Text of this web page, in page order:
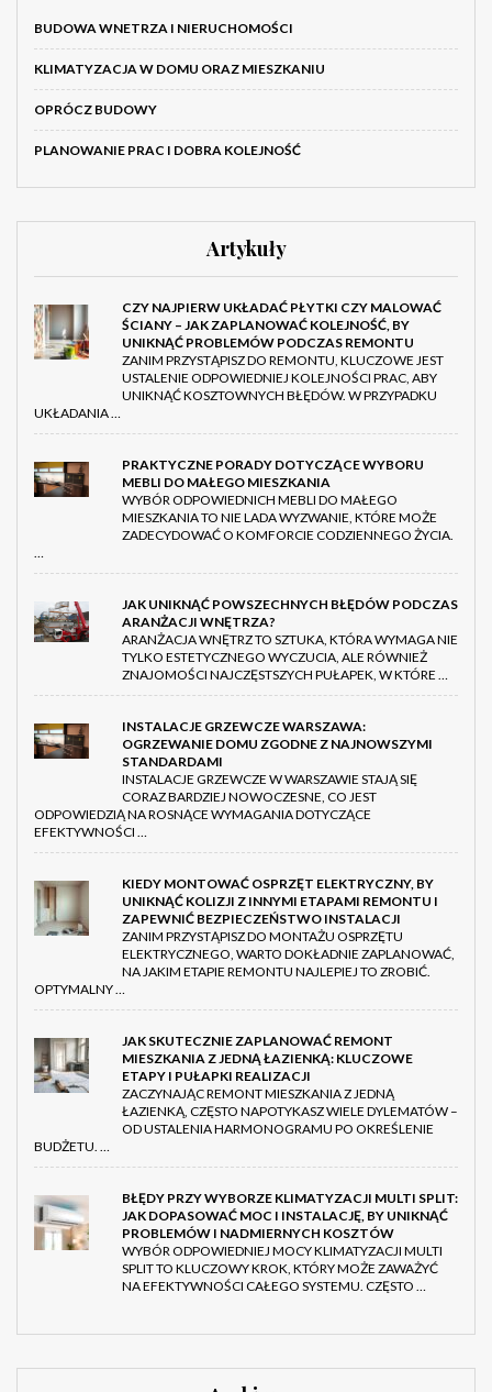
BUDOWA WNETRZA I NIERUCHOMOŚCI
KLIMATYZACJA W DOMU ORAZ MIESZKANIU
OPRÓCZ BUDOWY
PLANOWANIE PRAC I DOBRA KOLEJNOŚĆ
Artykuły
CZY NAJPIERW UKŁADAĆ PŁYTKI CZY MALOWAĆ
ŚCIANY – JAK ZAPLANOWAĆ KOLEJNOŚĆ, BY
UNIKNĄĆ PROBLEMÓW PODCZAS REMONTU
ZANIM PRZYSTĄPISZ DO REMONTU, KLUCZOWE JEST
USTALENIE ODPOWIEDNIEJ KOLEJNOŚCI PRAC, ABY
UNIKNĄĆ KOSZTOWNYCH BŁĘDÓW. W PRZYPADKU
UKŁADANIA …
PRAKTYCZNE PORADY DOTYCZĄCE WYBORU
MEBLI DO MAŁEGO MIESZKANIA
WYBÓR ODPOWIEDNICH MEBLI DO MAŁEGO
MIESZKANIA TO NIE LADA WYZWANIE, KTÓRE MOŻE
ZADECYDOWAĆ O KOMFORCIE CODZIENNEGO ŻYCIA.
…
JAK UNIKNĄĆ POWSZECHNYCH BŁĘDÓW PODCZAS
ARANŻACJI WNĘTRZA?
ARANŻACJA WNĘTRZ TO SZTUKA, KTÓRA WYMAGA NIE
TYLKO ESTETYCZNEGO WYCZUCIA, ALE RÓWNIEŻ
ZNAJOMOŚCI NAJCZĘSTSZYCH PUŁAPEK, W KTÓRE …
INSTALACJE GRZEWCZE WARSZAWA:
OGRZEWANIE DOMU ZGODNE Z NAJNOWSZYMI
STANDARDAMI
INSTALACJE GRZEWCZE W WARSZAWIE STAJĄ SIĘ
CORAZ BARDZIEJ NOWOCZESNE, CO JEST
ODPOWIEDZIĄ NA ROSNĄCE WYMAGANIA DOTYCZĄCE
EFEKTYWNOŚCI …
KIEDY MONTOWAĆ OSPRZĘT ELEKTRYCZNY, BY
UNIKNĄĆ KOLIZJI Z INNYMI ETAPAMI REMONTU I
ZAPEWNIĆ BEZPIECZEŃSTWO INSTALACJI
ZANIM PRZYSTĄPISZ DO MONTAŻU OSPRZĘTU
ELEKTRYCZNEGO, WARTO DOKŁADNIE ZAPLANOWAĆ,
NA JAKIM ETAPIE REMONTU NAJLEPIEJ TO ZROBIĆ.
OPTYMALNY …
JAK SKUTECZNIE ZAPLANOWAĆ REMONT
MIESZKANIA Z JEDNĄ ŁAZIENKĄ: KLUCZOWE
ETAPY I PUŁAPKI REALIZACJI
ZACZYNAJĄC REMONT MIESZKANIA Z JEDNĄ
ŁAZIENKĄ, CZĘSTO NAPOTYKASZ WIELE DYLEMATÓW –
OD USTALENIA HARMONOGRAMU PO OKREŚLENIE
BUDŻETU. …
BŁĘDY PRZY WYBORZE KLIMATYZACJI MULTI SPLIT:
JAK DOPASOWAĆ MOC I INSTALACJĘ, BY UNIKNĄĆ
PROBLEMÓW I NADMIERNYCH KOSZTÓW
WYBÓR ODPOWIEDNIEJ MOCY KLIMATYZACJI MULTI
SPLIT TO KLUCZOWY KROK, KTÓRY MOŻE ZAWAŻYĆ
NA EFEKTYWNOŚCI CAŁEGO SYSTEMU. CZĘSTO …